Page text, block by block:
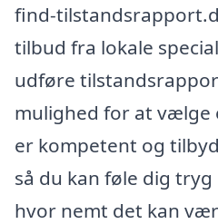
find-
tilbud fra lokale
udføre
mulighed for at vælge
er kompetent og
så du kan føle dig
hvor nemt det kan